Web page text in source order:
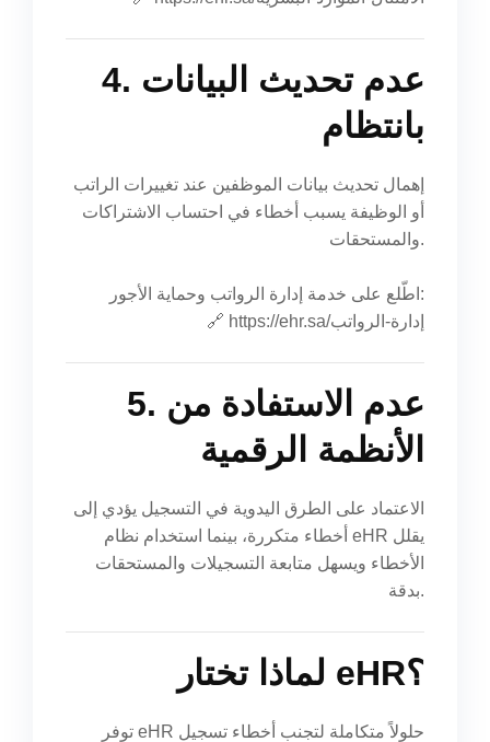
4. عدم تحديث البيانات
بانتظام
إهمال تحديث بيانات الموظفين عند تغييرات الراتب
أو الوظيفة يسبب أخطاء في احتساب الاشتراكات
والمستحقات.
اطّلع على خدمة إدارة الرواتب وحماية الأجور:
🔗
https://ehr.sa/إدارة-الرواتب
5. عدم الاستفادة من
الأنظمة الرقمية
الاعتماد على الطرق اليدوية في التسجيل يؤدي إلى
أخطاء متكررة، بينما استخدام نظام eHR يقلل
الأخطاء ويسهل متابعة التسجيلات والمستحقات
بدقة.
لماذا تختار eHR؟
توفر eHR حلولاً متكاملة لتجنب أخطاء تسجيل